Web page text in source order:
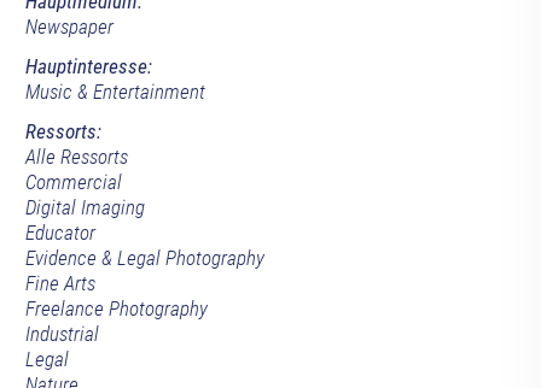
Newspaper
Hauptinteresse:
Music & Entertainment
Ressorts:
Alle Ressorts
Commercial
Digital Imaging
Educator
Evidence & Legal Photography
Fine Arts
Freelance Photography
Industrial
Legal